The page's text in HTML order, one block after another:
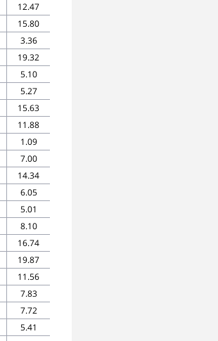
12.47
15.80
3.36
19.32
5.10
5.27
15.63
11.88
1.09
7.00
14.34
6.05
5.01
8.10
16.74
19.87
11.56
7.83
7.72
5.41